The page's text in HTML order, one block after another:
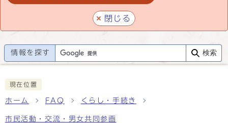
閉じる
情報を探す 検索
現在位置
ホーム FAQ くらし・手続き
市民活動・交流・男女共同参画